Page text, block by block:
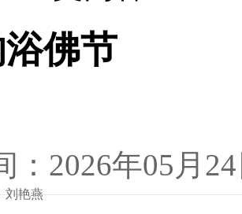
佛节
：2026年05月
刘艳燕